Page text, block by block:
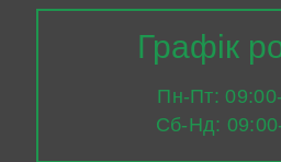
Графік
Пн-Пт:
Сб-Нд: